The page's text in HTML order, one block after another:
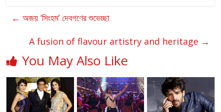
← অজয় ‘সিংহম’ দেবগণের শুভেচ্ছা
A fusion of flavour artistry and heritage →
You May Also Like